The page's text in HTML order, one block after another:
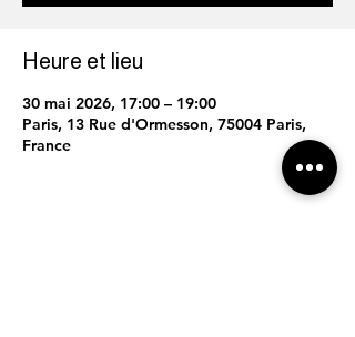
Heure et lieu
30 mai 2026, 17:00 – 19:00
Paris, 13 Rue d'Ormesson, 75004 Paris,
France